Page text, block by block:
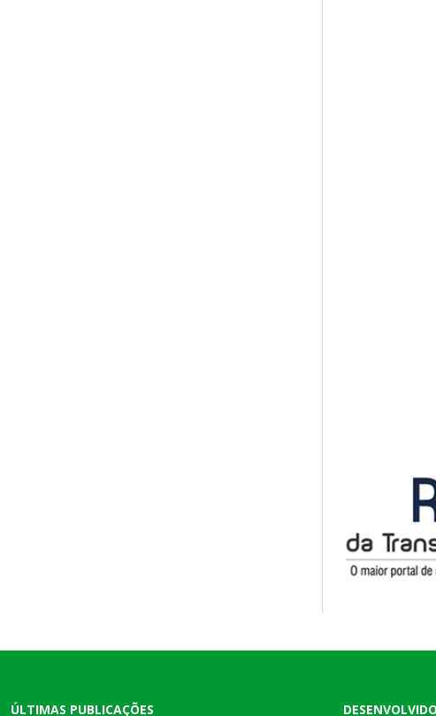
ÚLTIMAS PUBLICAÇÕES